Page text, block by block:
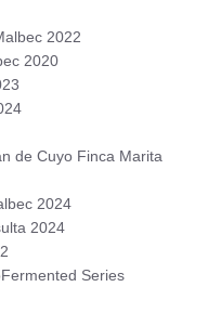
2022
2020
de Cuyo Finca Marita
2024
2024
Series